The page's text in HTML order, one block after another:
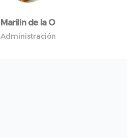
Marilin de la O
Administración